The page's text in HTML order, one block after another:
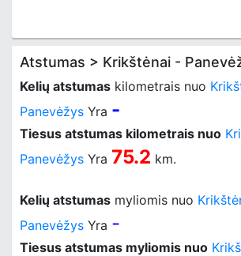
Atstumas > Krikštėnai -
Kelių atstumas kilometrais nuo
Panevėžys Yra -
Tiesus atstumas kilometrais nuo
Panevėžys Yra 75.2 km.
Kelių atstumas myliomis nuo
Panevėžys Yra -
Tiesus atstumas myliomis nuo